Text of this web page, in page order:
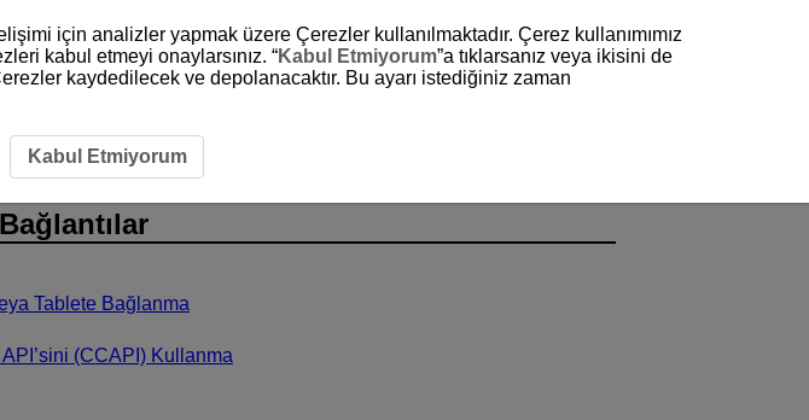
Tablete Bağlanma
(CCAPI) Kullanma
için analizler yapmak üzere Çerezler kullanılmaktadır. Çerez kullanımımız
kabul etmeyi onaylarsınız. “Kabul Etmiyorum”a tıklarsanız veya ikisini de
kaydedilecek ve depolanacaktır. Bu ayarı istediğiniz zaman
Kabul Etmiyorum